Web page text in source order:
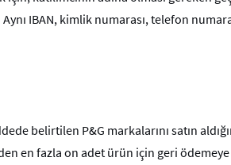
IBAN, kimlik numarası, telefon
belirtilen P&G markalarını satın
en fazla on adet ürün için geri